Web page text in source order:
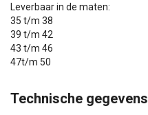
Leverbaar in de maten:
35 t/m 38
39 t/m 42
43 t/m 46
47t/m 50
Technische gegevens